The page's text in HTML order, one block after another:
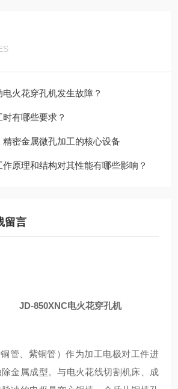
火花穿孔机发生故障？
有哪些要求？
精密金属微孔加工的核心设备
原理和结构对其性能有哪些影响？
留言
电火花穿孔机
管、紫铜管）作为加工电极对工件进
金属成型。与电火花线切割机床、成